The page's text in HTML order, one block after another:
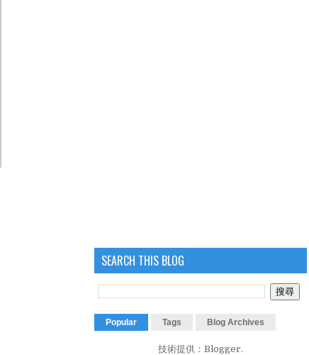
SEARCH THIS BLOG
Popular Tags Blog Archives
技術提供： Blogger.